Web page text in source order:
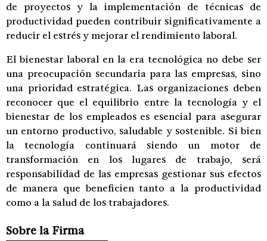
de proyectos y la implementación de técnicas de
productividad pueden contribuir significativamente a
reducir el estrés y mejorar el rendimiento laboral.
El bienestar laboral en la era tecnológica no debe ser
una preocupación secundaria para las empresas, sino
una prioridad estratégica. Las organizaciones deben
reconocer que el equilibrio entre la tecnología y el
bienestar de los empleados es esencial para asegurar
un entorno productivo, saludable y sostenible. Si bien
la tecnología continuará siendo un motor de
transformación en los lugares de trabajo, será
responsabilidad de las empresas gestionar sus efectos
de manera que beneficien tanto a la productividad
como a la salud de los trabajadores.
Sobre la Firma